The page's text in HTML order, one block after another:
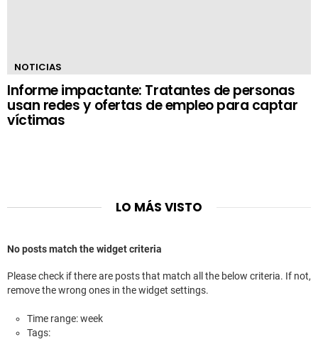
NOTICIAS
Informe impactante: Tratantes de personas
usan redes y ofertas de empleo para captar
víctimas
LO MÁS VISTO
No posts match the widget criteria
Please check if there are posts that match all the below criteria. If not,
remove the wrong ones in the widget settings.
Time range: week
Tags: